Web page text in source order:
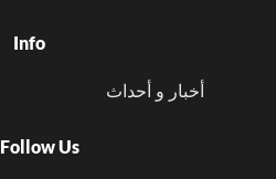
Info
أخبار و أحداث
Follow Us